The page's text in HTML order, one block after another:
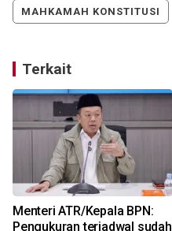
MAHKAMAH KONSTITUSI
Terkait
Menteri ATR/Kepala BPN:
Pengukuran terjadwal sudah